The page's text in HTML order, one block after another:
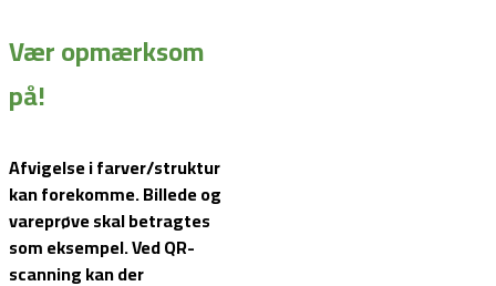
Vær opmærksom
på!
Afvigelse i farver/struktur
kan forekomme. Billede og
vareprøve skal betragtes
som eksempel.Ved QR-
scanning kan der